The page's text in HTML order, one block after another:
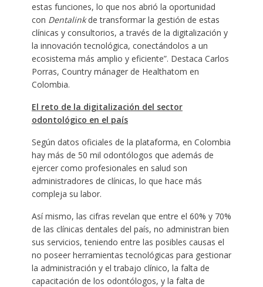
estas funciones, lo que nos abrió la oportunidad
con Dentalinkde transformar la gestión de estas
clínicas y consultorios, a través de la digitalización y
la innovación tecnológica, conectándolos a un
ecosistema más amplio y eficiente”. Destaca Carlos
Porras, Country mánager de Healthatom en
Colombia.
El reto de la digitalización del sector
odontológico en el país
Según datos oficiales de la plataforma, en Colombia
hay más de 50 mil odontólogos que además de
ejercer como profesionales en salud son
administradores de clínicas, lo que hace más
compleja su labor.
Así mismo, las cifras revelan que entre el 60% y 70%
de las clínicas dentales del país, no administran bien
sus servicios, teniendo entre las posibles causas el
no poseer herramientas tecnológicas para gestionar
la administración y el trabajo clínico, la falta de
capacitación de los odontólogos, y la falta de